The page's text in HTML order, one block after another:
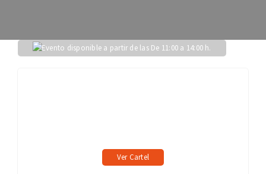
Evento disponible a partir de las De 11:00 a 14:00 h.
Ver Cartel